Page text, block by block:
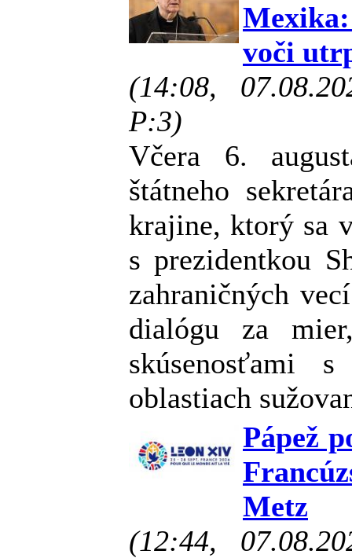
voči
(14:08,
P:3)
Včera 6.
štátneho
krajine, ktorý sa
s prezidentkou
zahraničných
dialógu za
skúsenosťami
oblastiach
Pápež
Metz
(12:44,